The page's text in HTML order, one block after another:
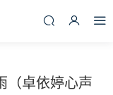
（卓依婷心声